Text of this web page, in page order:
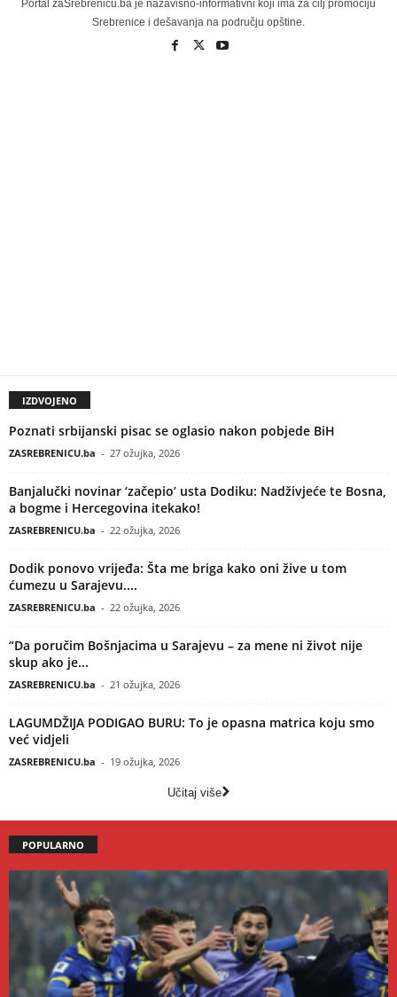
Portal zaSrebrenicu.ba je nazavisno-informativni koji ima za cilj promociju
Srebrenice i dešavanja na području opštine.
IZDVOJENO
Poznati srbijanski pisac se oglasio nakon pobjede BiH
ZASREBRENICU.ba - 27 ožujka, 2026
Banjalučki novinar ‘začepio’ usta Dodiku: Nadživjeće te Bosna,
a bogme i Hercegovina itekako!
ZASREBRENICU.ba - 22 ožujka, 2026
Dodik ponovo vrijeđa: Šta me briga kako oni žive u tom
ćumezu u Sarajevu....
ZASREBRENICU.ba - 22 ožujka, 2026
“Da poručim Bošnjacima u Sarajevu – za mene ni život nije
skup ako je...
ZASREBRENICU.ba - 21 ožujka, 2026
LAGUMDŽIJA PODIGAO BURU: To je opasna matrica koju smo
već vidjeli
ZASREBRENICU.ba - 19 ožujka, 2026
Učitaj više
POPULARNO